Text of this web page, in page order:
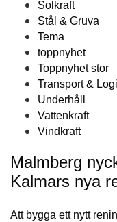
Solkraft
Stål & Gruva
Tema
toppnyhet
Toppnyhet stor
Transport &
Underhåll
Vattenkraft
Vindkraft
Malmberg
Kalmars nya
Att bygga ett nytt